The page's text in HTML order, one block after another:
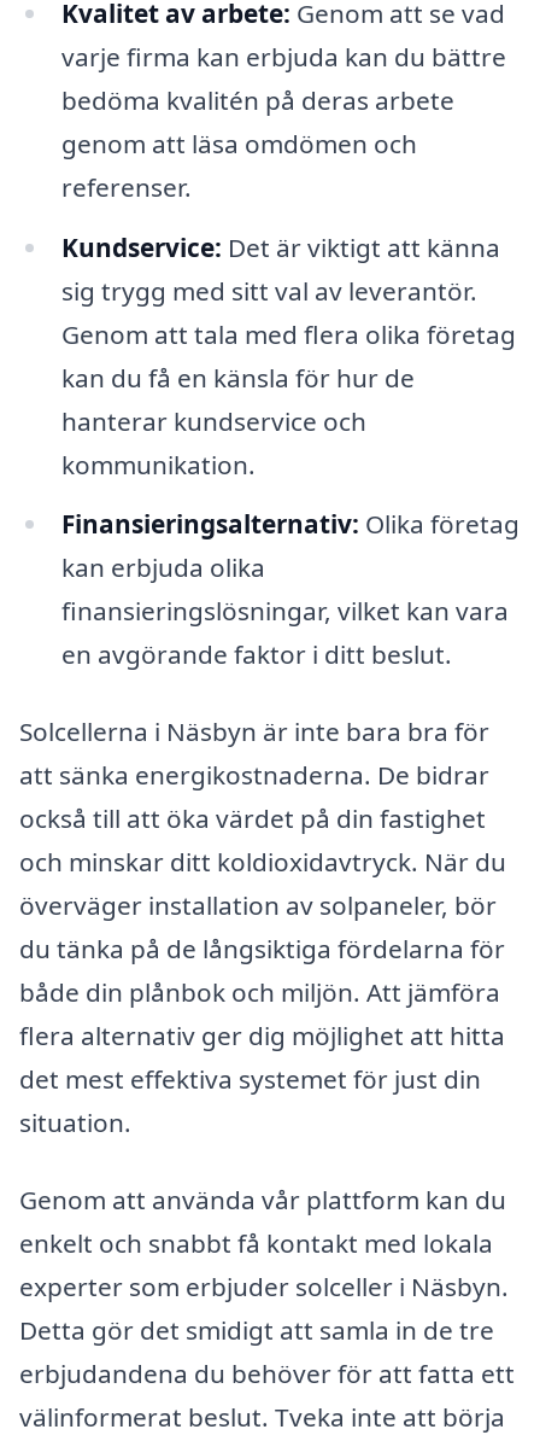
Kvalitet av arbete: Genom att se vad
varje firma kan erbjuda kan du bättre
bedöma kvalitén på deras arbete
genom att läsa omdömen och
referenser.
Kundservice: Det är viktigt att känna
sig trygg med sitt val av leverantör.
Genom att tala med flera olika företag
kan du få en känsla för hur de
hanterar kundservice och
kommunikation.
Finansieringsalternativ: Olika företag
kan erbjuda olika
finansieringslösningar, vilket kan vara
en avgörande faktor i ditt beslut.
Solcellerna i Näsbyn är inte bara bra för
att sänka energikostnaderna. De bidrar
också till att öka värdet på din fastighet
och minskar ditt koldioxidavtryck. När du
överväger installation av solpaneler, bör
du tänka på de långsiktiga fördelarna för
både din plånbok och miljön. Att jämföra
flera alternativ ger dig möjlighet att hitta
det mest effektiva systemet för just din
situation.
Genom att använda vår plattform kan du
enkelt och snabbt få kontakt med lokala
experter som erbjuder solceller i Näsbyn.
Detta gör det smidigt att samla in de tre
erbjudandena du behöver för att fatta ett
välinformerat beslut. Tveka inte att börja